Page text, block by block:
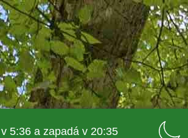
5:36 a zapadá v 20:35